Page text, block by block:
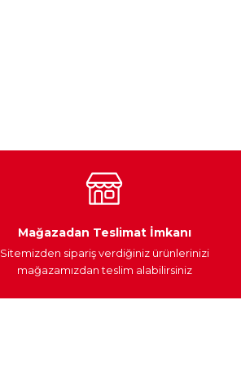
Yedek Parça
Mağazadan Teslimat İmkanı
Sitemizden sipariş verdiğiniz ürünlerinizi
mağazamızdan teslim alabilirsiniz